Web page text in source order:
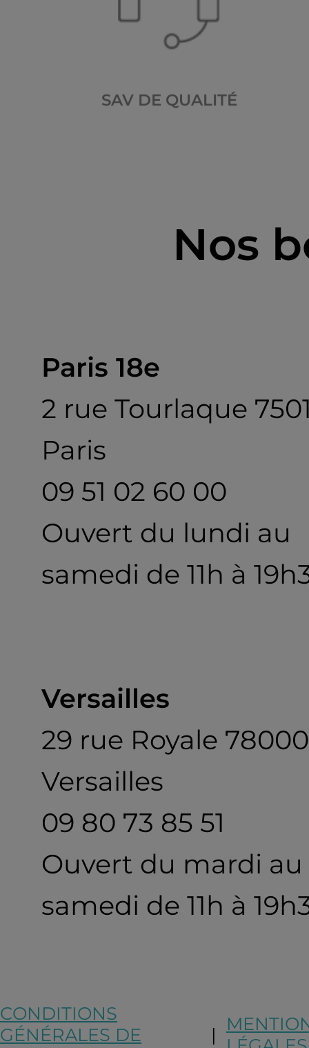
SAV DE QUALITÉ
Nos
Paris 18e
2 rue Tourlaque
Paris
09 51 02 60 00
Ouvert du lundi au
samedi de 11h à
Versailles
29 rue Royale 78000
Versailles
09 80 73 85 51
Ouvert du mardi au
samedi de 11h à
CONDITIONS
GÉNÉRALES DE
|